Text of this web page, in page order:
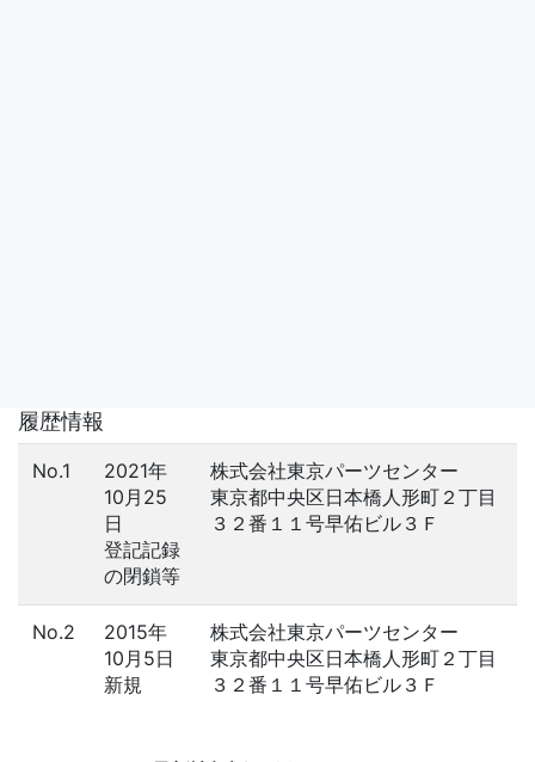
履歴情報
No.1
2021年
10月25
日
登記記録
の閉鎖等
株式会社東京パーツセンター
東京都中央区日本橋人形町２丁目
３２番１１号早佑ビル３Ｆ
No.2
2015年
10月5日
新規
株式会社東京パーツセンター
東京都中央区日本橋人形町２丁目
３２番１１号早佑ビル３Ｆ